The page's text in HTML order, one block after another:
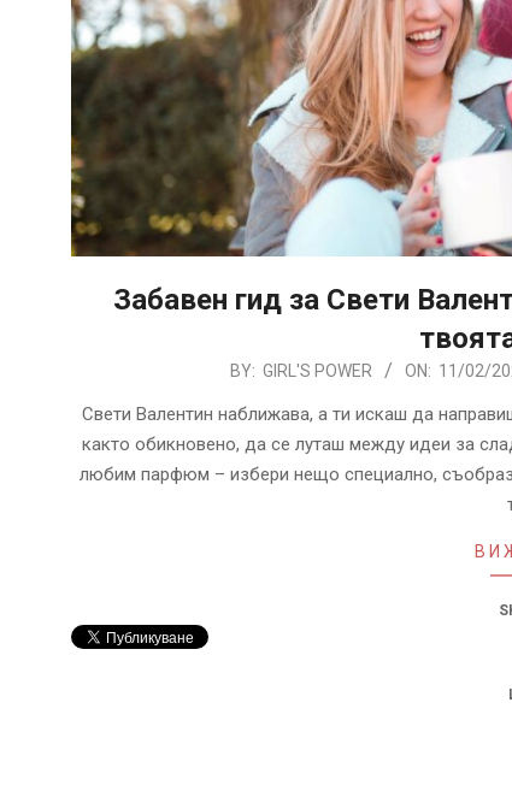
Забавен гид за Свети
BY: GIRL'S POWER ON: 11/02/
Свети Валентин наближава, а ти искаш да
както обикновено, да се луташ между идеи за
любим парфюм – избери нещо специално,